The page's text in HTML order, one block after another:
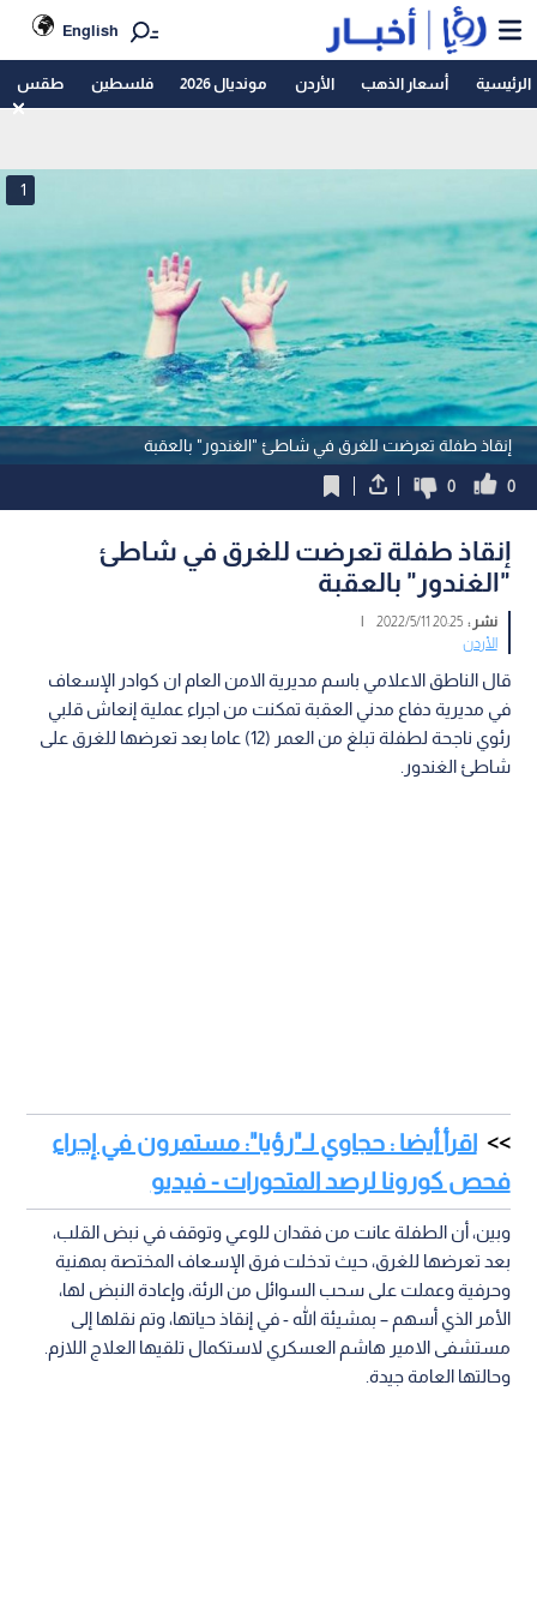
English
الرئيسية أسعار الذهب الأردن مونديال 2026 فلسطين طقس
إنقاذ طفلة تعرضت للغرق في شاطئ "الغندور" بالعقبة
1
0
0
إنقاذ طفلة تعرضت للغرق في شاطئ
"الغندور" بالعقبة
نشر :20:25 2022/5/11
|
الأردن
قال الناطق الاعلامي باسم مديرية الامن العام ان كوادر الإسعاف
في مديرية دفاع مدني العقبة تمكنت من اجراء عملية إنعاش قلبي
رئوي ناجحة لطفلة تبلغ من العمر (12) عاما بعد تعرضها للغرق على
شاطئ الغندور.
اقرأ أيضا : حجاوي لـ"رؤيا": مستمرون في إجراء
فحص كورونا لرصد المتحورات - فيديو
وبين، أن الطفلة عانت من فقدان للوعي وتوقف في نبض القلب،
بعد تعرضها للغرق، حيث تدخلت فرق الإسعاف المختصة بمهنية
وحرفية وعملت على سحب السوائل من الرئة، وإعادة النبض لها،
الأمر الذي أسهم – بمشيئة الله - في إنقاذ حياتها، وتم نقلها إلى
مستشفى الامير هاشم العسكري لاستكمال تلقيها العلاج اللازم.
وحالتها العامة جيدة.